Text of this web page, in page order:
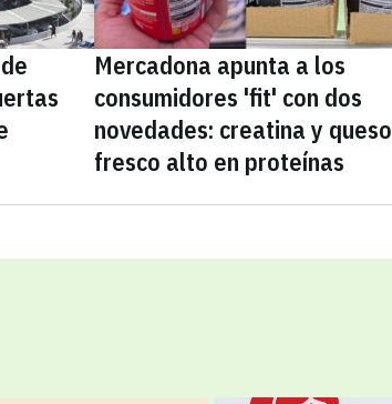
Mercadona apunta a los
consumidores 'fit' con dos
novedades: creatina y queso
fresco alto en proteínas